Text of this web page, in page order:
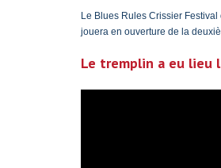
Le Blues Rules Crissier
jouera en ouverture de la
Le tremplin a eu lieu